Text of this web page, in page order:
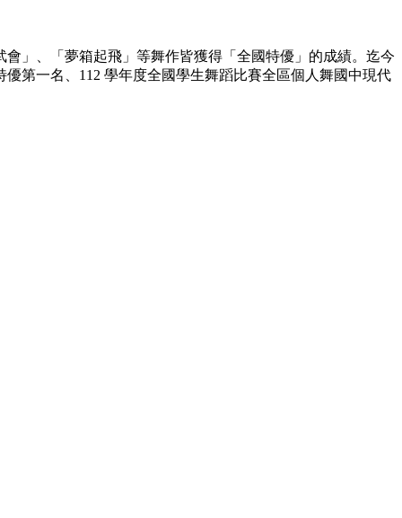
」、「夢箱起飛」等舞作皆獲得「全國特優」的成績。迄今
第一名、112 學年度全國學生舞蹈比賽全區個人舞國中現代